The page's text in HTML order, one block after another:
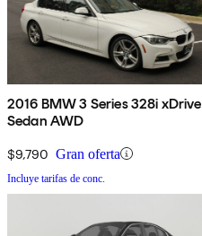
2016 BMW 3 Series 328i xDrive
Sedan AWD
$9,790 Gran oferta
Incluye tarifas de conc.